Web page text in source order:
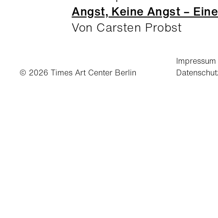
Angst, Keine Angst –
Von Carsten Probst
© 2026 Times Art Center Berlin
Impressum